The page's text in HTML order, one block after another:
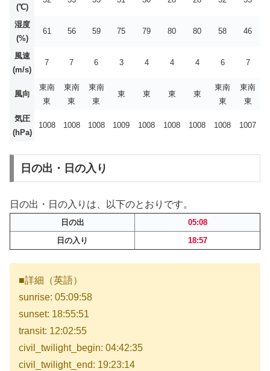
(℃)
湿度
(%)
61 56 59 75 79 80 80 58 46
風速
(m/s)
7 7 6 3 4 4 4 6 7
風向
東南
東
東南
東
東南
東
東 東 東 東
東南
東
東南
東
気圧
(hPa)
1008 1008 1008 1009 1008 1008 1008 1008 1007
日の出・日の入り
日の出・日の入りは、以下のとおりです。
日の出
05:08
日の入り
18:57
■詳細（英語）
sunrise: 05:09:58
sunset: 18:55:51
transit: 12:02:55
civil_twilight_begin: 04:42:35
civil_twilight_end: 19:23:14